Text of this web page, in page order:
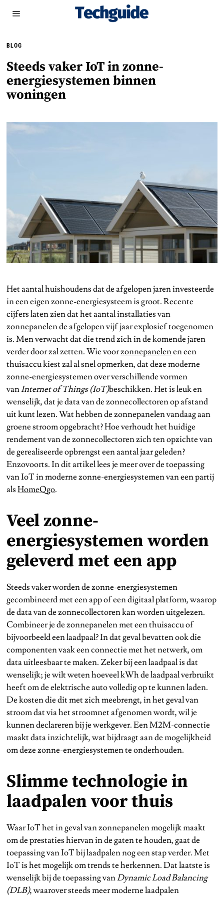
BLOG
Steeds vaker IoT in zonne-
energiesystemen binnen
woningen
Het aantal huishoudens dat de afgelopen jaren investeerde
in een eigen zonne-energiesysteem is groot. Recente
cijfers laten zien dat het aantal installaties van
zonnepanelen de afgelopen vijf jaar explosief toegenomen
is. Men verwacht dat die trend zich in de komende jaren
verder door zal zetten. Wie voorzonnepanelenen een
thuisaccu kiest zal al snel opmerken, dat deze moderne
zonne-energiesystemen over verschillende vormen
vanInternet of Things (IoT)beschikken. Het is leuk en
wenselijk, dat je data van de zonnecollectoren op afstand
uit kunt lezen. Wat hebben de zonnepanelen vandaag aan
groene stroom opgebracht? Hoe verhoudt het huidige
rendement van de zonnecollectoren zich ten opzichte van
de gerealiseerde opbrengst een aantal jaar geleden?
Enzovoorts. In dit artikel lees je meer over de toepassing
van IoT in moderne zonne-energiesystemen van een partij
alsHomeQgo.
Veel zonne-
energiesystemen worden
geleverd met een app
Steeds vaker worden de zonne-energiesystemen
gecombineerd met een app of een digitaal platform, waarop
de data van de zonnecollectoren kan worden uitgelezen.
Combineer je de zonnepanelen met een thuisaccu of
bijvoorbeeld een laadpaal? In dat geval bevatten ook die
componenten vaak een connectie met het netwerk, om
data uitleesbaar te maken. Zeker bij een laadpaal is dat
wenselijk; je wilt weten hoeveel kWh de laadpaal verbruikt
heeft om de elektrische auto volledig op te kunnen laden.
De kosten die dit met zich meebrengt, in het geval van
stroom dat via het stroomnet afgenomen wordt, wil je
kunnen declareren bij je werkgever. Een M2M-connectie
maakt data inzichtelijk, wat bijdraagt aan de mogelijkheid
om deze zonne-energiesystemen te onderhouden.
Slimme technologie in
laadpalen voor thuis
Waar IoT het in geval van zonnepanelen mogelijk maakt
om de prestaties hiervan in de gaten te houden, gaat de
toepassing van IoT bij laadpalen nog een stap verder. Met
IoT is het mogelijk om trends te herkennen. Dat laatste is
wenselijk bij de toepassing vanDynamic Load Balancing
(DLB), waarover steeds meer moderne laadpalen